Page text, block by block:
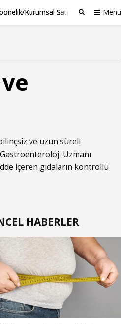
Kurumsal Satış Menü
ve uzun süreli
Uzmanı
içeren gıdaların kontrollü
HABERLER